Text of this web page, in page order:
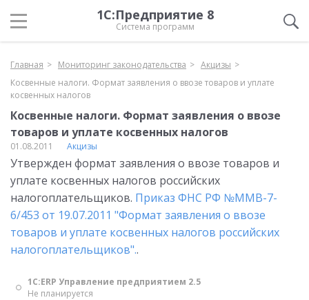
1С:Предприятие 8
Система программ
Главная Мониторинг законодательства
Акцизы
Косвенные налоги. Формат заявления о ввозе товаров и уплате
косвенных налогов
Косвенные налоги. Формат заявления о ввозе
товаров и уплате косвенных налогов
01.08.2011 Акцизы
Утвержден формат заявления о ввозе товаров и
уплате косвенных налогов российских
налогоплательщиков. Приказ ФНС РФ №ММВ-7-
6/453 от 19.07.2011 "Формат заявления о ввозе
товаров и уплате косвенных налогов российских
налогоплательщиков"..
1С:ERP Управление предприятием 2.5
Не планируется